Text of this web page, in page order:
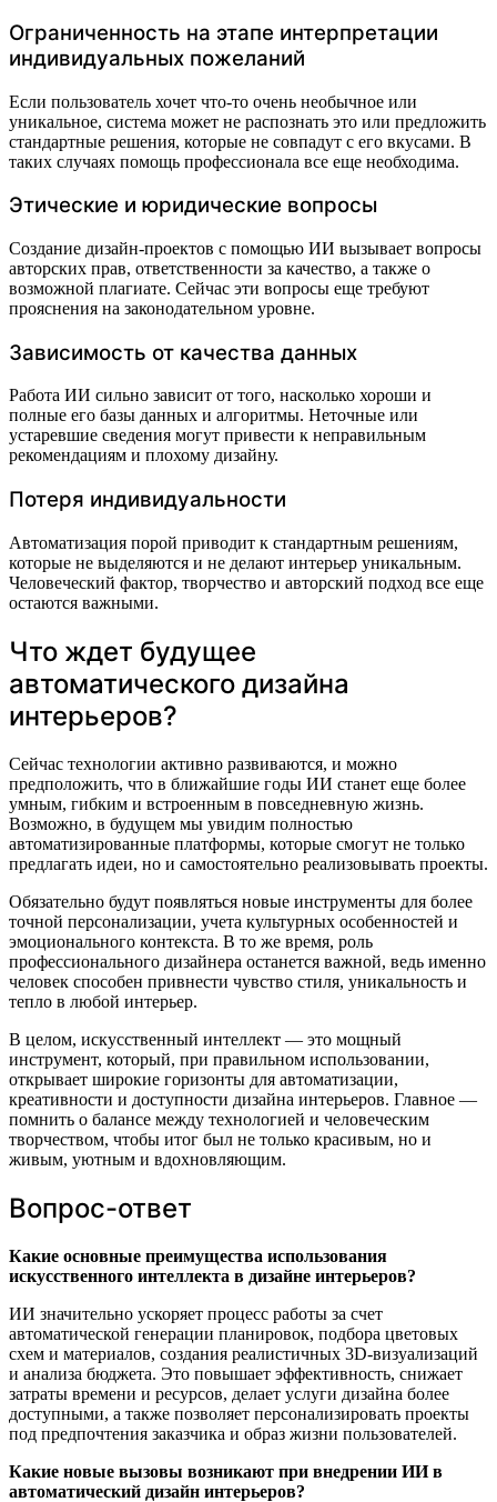
Ограниченность на этапе интерпретации
индивидуальных пожеланий
Если пользователь хочет что-то очень необычное или
уникальное, система может не распознать это или предложить
стандартные решения, которые не совпадут с его вкусами. В
таких случаях помощь профессионала все еще необходима.
Этические и юридические вопросы
Создание дизайн-проектов с помощью ИИ вызывает вопросы
авторских прав, ответственности за качество, а также о
возможной плагиате. Сейчас эти вопросы еще требуют
прояснения на законодательном уровне.
Зависимость от качества данных
Работа ИИ сильно зависит от того, насколько хороши и
полные его базы данных и алгоритмы. Неточные или
устаревшие сведения могут привести к неправильным
рекомендациям и плохому дизайну.
Потеря индивидуальности
Автоматизация порой приводит к стандартным решениям,
которые не выделяются и не делают интерьер уникальным.
Человеческий фактор, творчество и авторский подход все еще
остаются важными.
Что ждет будущее
автоматического дизайна
интерьеров?
Сейчас технологии активно развиваются, и можно
предположить, что в ближайшие годы ИИ станет еще более
умным, гибким и встроенным в повседневную жизнь.
Возможно, в будущем мы увидим полностью
автоматизированные платформы, которые смогут не только
предлагать идеи, но и самостоятельно реализовывать проекты.
Обязательно будут появляться новые инструменты для более
точной персонализации, учета культурных особенностей и
эмоционального контекста. В то же время, роль
профессионального дизайнера останется важной, ведь именно
человек способен привнести чувство стиля, уникальность и
тепло в любой интерьер.
В целом, искусственный интеллект — это мощный
инструмент, который, при правильном использовании,
открывает широкие горизонты для автоматизации,
креативности и доступности дизайна интерьеров. Главное —
помнить о балансе между технологией и человеческим
творчеством, чтобы итог был не только красивым, но и
живым, уютным и вдохновляющим.
Вопрос-ответ
Какие основные преимущества использования
искусственного интеллекта в дизайне интерьеров?
ИИ значительно ускоряет процесс работы за счет
автоматической генерации планировок, подбора цветовых
схем и материалов, создания реалистичных 3D-визуализаций
и анализа бюджета. Это повышает эффективность, снижает
затраты времени и ресурсов, делает услуги дизайна более
доступными, а также позволяет персонализировать проекты
под предпочтения заказчика и образ жизни пользователей.
Какие новые вызовы возникают при внедрении ИИ в
автоматический дизайн интерьеров?